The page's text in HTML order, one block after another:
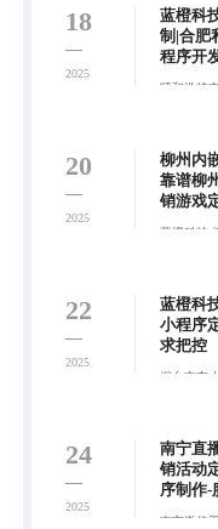
18
2025
蓝橙科
制|合肥
程序开
呼和浩特
戏，助力
20
2025
柳州内
靠谱柳
销游戏
蓝橙科技-
22
2025
蓝橙科
小程序
求把控
烟台京东
的:
24
2025
南宁直
销活动
序制作-
南宁微信